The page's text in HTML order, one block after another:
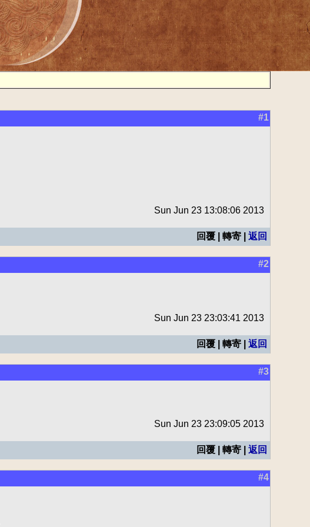
#1
Sun Jun 23 13:08:06 2013
回覆 | 轉寄 | 返回
#2
Sun Jun 23 23:03:41 2013
回覆 | 轉寄 | 返回
#3
Sun Jun 23 23:09:05 2013
回覆 | 轉寄 | 返回
#4